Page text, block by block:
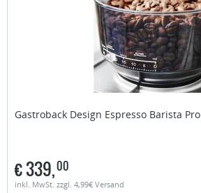
Gastroback Design Espresso Barista Pro
€339,00
inkl. MwSt. zzgl. 4,99€ Versand